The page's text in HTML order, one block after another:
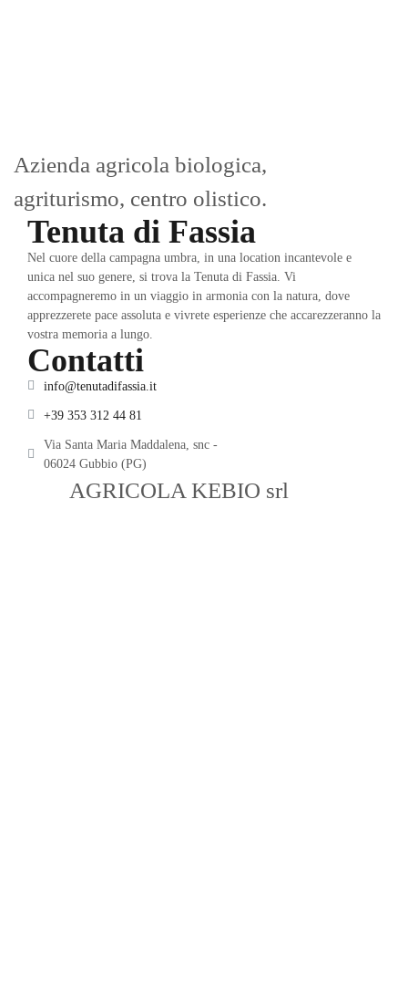
Azienda agricola biologica,
agriturismo, centro olistico.
Tenuta di Fassia
Nel cuore della campagna umbra, in una location incantevole e
unica nel suo genere, si trova la Tenuta di Fassia. Vi
accompagneremo in un viaggio in armonia con la natura, dove
apprezzerete pace assoluta e vivrete esperienze che accarezzeranno la
vostra memoria a lungo.
Contatti
info@tenutadifassia.it
+39 353 312 44 81
Via Santa Maria Maddalena, snc -
06024 Gubbio (PG)
AGRICOLA KEBIO srl